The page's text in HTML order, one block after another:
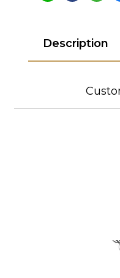
Description